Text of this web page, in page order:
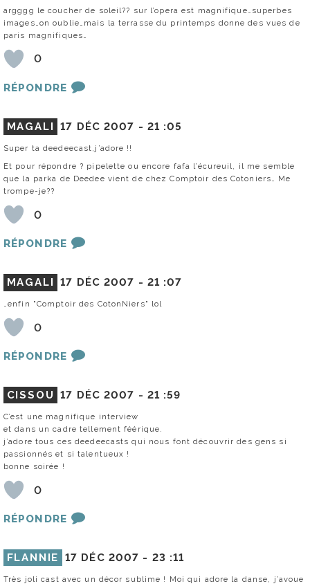
argggg le coucher de soleil?? sur l’opera est magnifique…superbes
images…on oublie…mais la terrasse du printemps donne des vues de
paris magnifiques…
0
RÉPONDRE
MAGALI 17 DÉC 2007 - 21 :05
Super ta deedeecast,j’adore !!
Et pour répondre ? pipelette ou encore fafa l’écureuil, il me semble
que la parka de Deedee vient de chez Comptoir des Cotoniers… Me
trompe-je??
0
RÉPONDRE
MAGALI 17 DÉC 2007 - 21 :07
…enfin "Comptoir des CotonNiers" lol
0
RÉPONDRE
CISSOU 17 DÉC 2007 - 21 :59
C’est une magnifique interview
et dans un cadre tellement féérique.
j’adore tous ces deedeecasts qui nous font découvrir des gens si
passionnés et si talentueux !
bonne soirée !
0
RÉPONDRE
FLANNIE 17 DÉC 2007 - 23 :11
Très joli cast avec un décor sublime ! Moi qui adore la danse, j’avoue